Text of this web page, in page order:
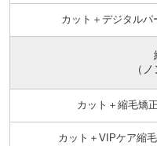
カット＋デジタルパ
（
カット＋縮毛矯正
カット＋VIPケア縮